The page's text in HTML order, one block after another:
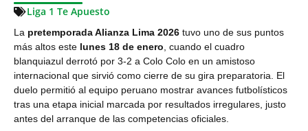
Liga 1 Te Apuesto
La pretemporada Alianza Lima 2026 tuvo uno de sus puntos
más altos este lunes 18 de enero , cuando el cuadro
blanquiazul derrotó por 3-2 a Colo Colo en un amistoso
internacional que sirvió como cierre de su gira preparatoria. El
duelo permitió al equipo peruano mostrar avances futbolísticos
tras una etapa inicial marcada por resultados irregulares, justo
antes del arranque de las competencias oficiales.